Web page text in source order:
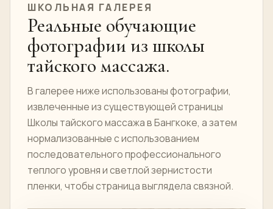
ШКОЛЬНАЯ ГАЛЕРЕЯ
Реальные обучающие
фотографии из школы
тайского массажа.
В галерее ниже использованы фотографии,
извлеченные из существующей страницы
Школы тайского массажа в Бангкоке, а затем
нормализованные с использованием
последовательного профессионального
теплого уровня и светлой зернистости
пленки, чтобы страница выглядела связной.